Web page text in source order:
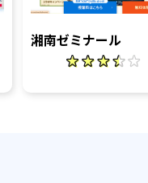
湘南ゼミナール